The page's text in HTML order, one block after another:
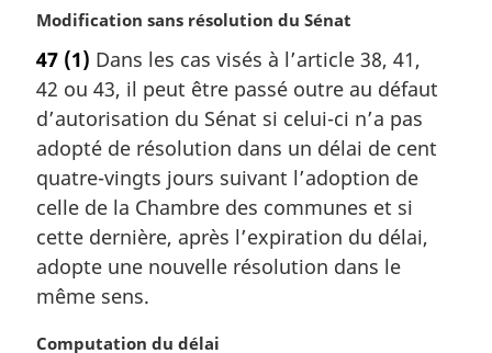
g
n
a
e
:
N
t
e
m
a
g
i
n
a
e
:
Modification sans résolution du Sénat
47 (1) Dans les cas visés à l’article 38, 41,
42 ou 43, il peut être passé outre au défaut
d’autorisation du Sénat si celui-ci n’a pas
adopté de résolution dans un délai de cent
quatre-vingts jours suivant l’adoption de
celle de la Chambre des communes et si
cette dernière, après l’expiration du délai,
adopte une nouvelle résolution dans le
même sens.
N
Computation du délai